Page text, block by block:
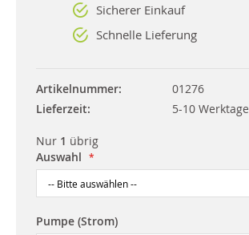
Sicherer Einkauf
Schnelle Lieferung
Artikelnummer
01276
Lieferzeit
5-10 Werktage
Nur 1 übrig
Auswahl
Pumpe (Strom)